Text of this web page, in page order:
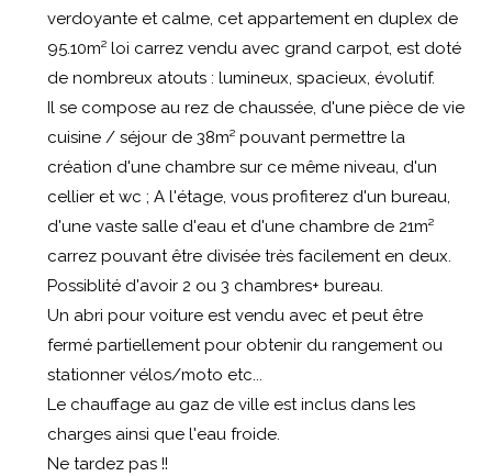
verdoyante et calme, cet appartement en duplex de
95.10m² loi carrez vendu avec grand carpot, est doté
de nombreux atouts : lumineux, spacieux, évolutif.
Il se compose au rez de chaussée, d'une pièce de vie
cuisine / séjour de 38m² pouvant permettre la
création d'une chambre sur ce même niveau, d'un
cellier et wc ; A l'étage, vous profiterez d'un bureau,
d'une vaste salle d'eau et d'une chambre de 21m²
carrez pouvant être divisée très facilement en deux.
Possiblité d'avoir 2 ou 3 chambres+ bureau.
Un abri pour voiture est vendu avec et peut être
fermé partiellement pour obtenir du rangement ou
stationner vélos/moto etc...
Le chauffage au gaz de ville est inclus dans les
charges ainsi que l'eau froide.
Ne tardez pas !!